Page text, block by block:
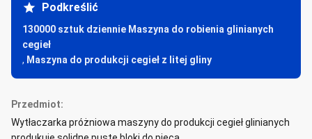
Podkreślić
130000 sztuk dziennie Maszyna do robienia glinianych
cegieł
, Maszyna do produkcji cegieł z litej gliny
Przedmiot:
Wytłaczarka próżniowa maszyny do produkcji cegieł glinianych